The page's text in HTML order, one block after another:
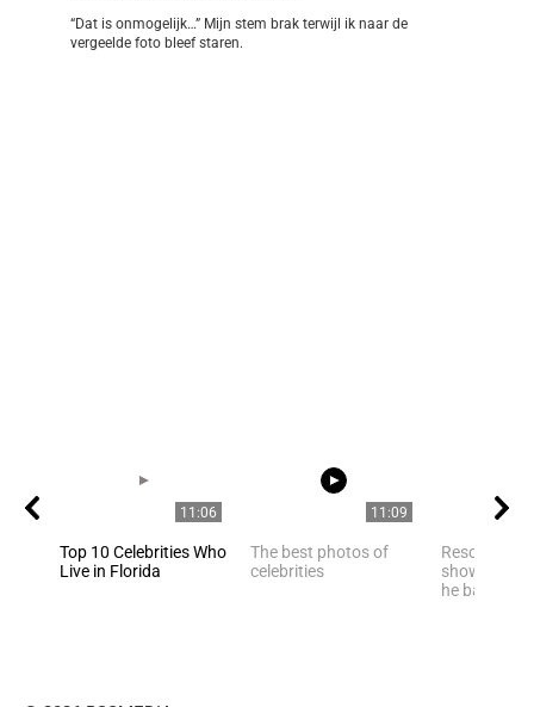
“Dat is onmogelijk…” Mijn stem brak terwijl ik naar de
vergeelde foto bleef staren.
11:06
Top 10 Celebrities Who
Live in Florida
11:09
The best photos of
celebrities
Rescued
shows
he bathes